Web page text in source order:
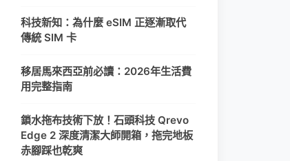
科技新知：為什麼 eSIM 正逐漸取代
傳統 SIM 卡
移居馬來西亞前必讀：2026年生活費
用完整指南
鎖水拖布技術下放！石頭科技 Qrevo
Edge 2 深度清潔大師開箱，拖完地板
赤腳踩也乾爽